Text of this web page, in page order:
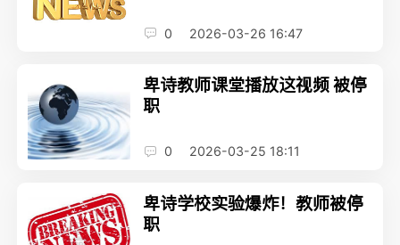
0 2026-03-26 16:47
卑诗教师课堂播放这视频 被停
职
0 2026-03-25 18:11
卑诗学校实验爆炸！教师被停
职